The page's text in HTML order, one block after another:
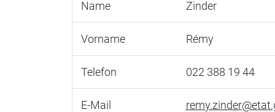
Name Zinder
Vorname Rémy
Telefon 022 388 19 44
E-Mail